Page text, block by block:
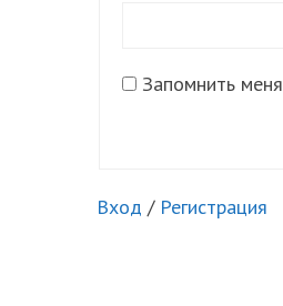
Запомнить меня
Вход / Регистрация